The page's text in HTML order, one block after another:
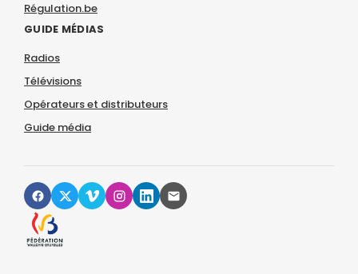
Régulation.be
GUIDE MÉDIAS
Radios
Télévisions
Opérateurs et distributeurs
Guide média